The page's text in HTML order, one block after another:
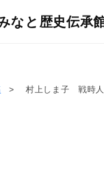
なと歴史伝承
村上しま子 戦時